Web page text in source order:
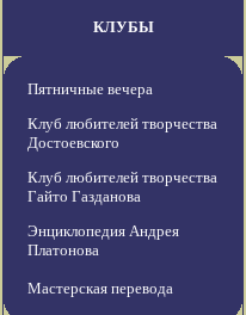
КЛУБЫ
Пятничные вечера
Клуб любителей творчества
Достоевского
Клуб любителей творчества
Гайто Газданова
Энциклопедия Андрея
Платонова
Мастерская перевода